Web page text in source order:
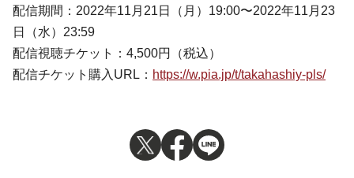
配信期間：2022年11月21日（月）19:00〜2022年11月23
日（水）23:59
配信視聴チケット：4,500円（税込）
配信チケット購入URL： https://w.pia.jp/t/takahashiy-pls/